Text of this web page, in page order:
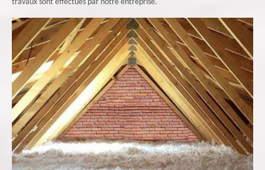
travaux sont effectués par notre entreprise.